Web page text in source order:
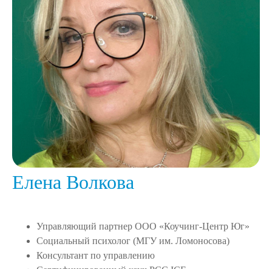
Елена Волкова
Управляющий партнер ООО «Коучинг-Центр Юг»
Социальный психолог (МГУ им. Ломоносова)
Консультант по управлению